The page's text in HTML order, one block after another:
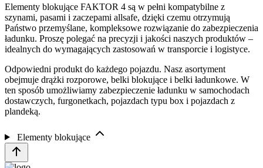
Elementy blokujące FAKTOR 4 są w pełni kompatybilne z
szynami, pasami i zaczepami allsafe, dzięki czemu otrzymują
Państwo przemyślane, kompleksowe rozwiązanie do zabezpieczenia
ładunku. Proszę polegać na precyzji i jakości naszych produktów –
idealnych do wymagających zastosowań w transporcie i logistyce.
Odpowiedni produkt do każdego pojazdu. Nasz asortyment
obejmuje drążki rozporowe, belki blokujące i belki ładunkowe. W
ten sposób umożliwiamy zabezpieczenie ładunku w samochodach
dostawczych, furgonetkach, pojazdach typu box i pojazdach z
plandeką.
Elementy blokujące